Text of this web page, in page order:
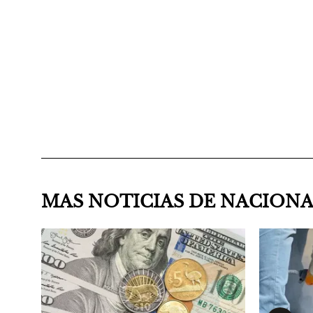
MAS NOTICIAS DE